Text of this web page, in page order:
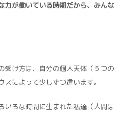
力が働いている時期だから、みんな
受け方は、自分の個人天体（５つの
によって少しずつ違います。
いろな時間に生まれた私達（人間は